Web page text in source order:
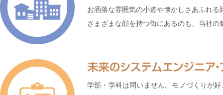
お洒落な雰囲気の小道や懐かしさあふれ
さまざまな顔を持つ街にあるのも、当社
学部・学科は問いません。モノづくりが